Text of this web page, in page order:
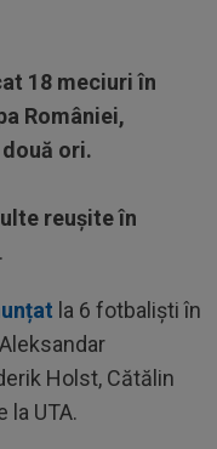
18 meciuri în
României,
ori.
reușite în
la 6 fotbaliști în
Holst, Cătălin
la UTA.